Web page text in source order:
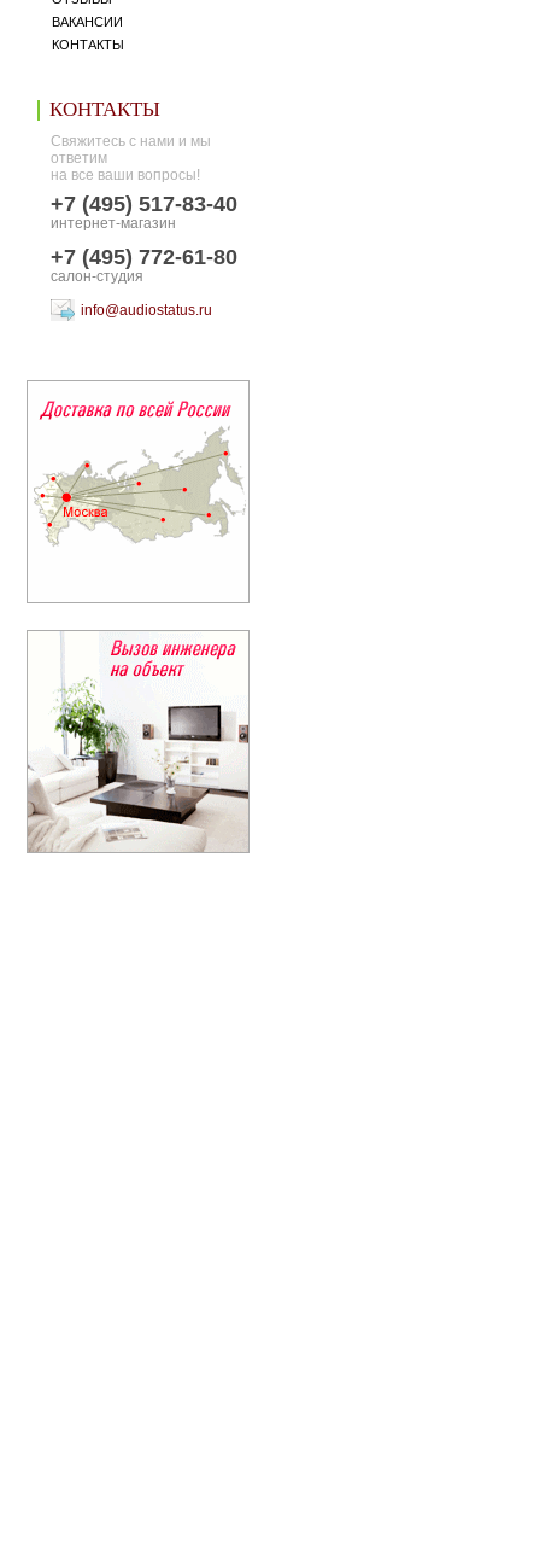
ВАКАНСИИ
КОНТАКТЫ
КОНТАКТЫ
Свяжитесь с нами и мы
ответим
на все ваши вопросы!
+7 (495) 517-83-40
интернет-магазин
+7 (495) 772-61-80
салон-студия
info@audiostatus.ru